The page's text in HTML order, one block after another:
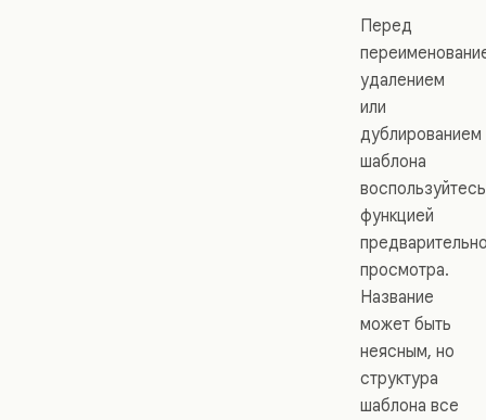
Перед
удалением
или
дублированием
шаблона
воспользуйтесь
функцией
просмотра.
Название
может быть
неясным, но
структура
шаблона все